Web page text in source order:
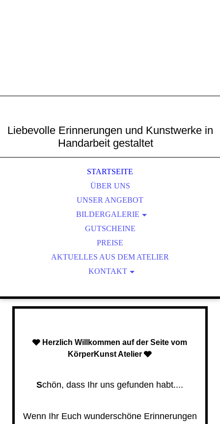
Liebevolle Erinnerungen und Kunstwerke in
Handarbeit gestaltet
STARTSEITE
ÜBER UNS
UNSER ANGEBOT
BILDERGALERIE
BABYBAUCHABFORMUNGEN
3D HÄNDCHEN & FÜSSCHEN
KÖRPERABFORMUNGEN
3D PFOTEN & 3D NASEN
GUTSCHEINE
PREISE
AKTUELLES AUS DEM ATELIER
KONTAKT
COOKIE-RICHTLINIE
🩶 Herzlich Willkommenauf der Seite vom
KörperKunst Atelier 🩶
Schön, dass Ihr uns gefunden habt....
Wenn Ihr Euch wunderschöne Erinnerungen